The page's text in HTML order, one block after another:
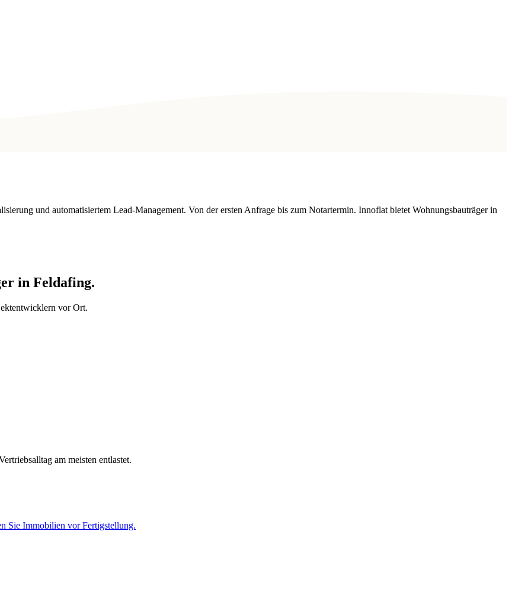
und automatisiertem Lead-Management. Von der ersten Anfrage bis zum Notartermin. Innoflat bietet Wohnungsbauträger in
in Feldafing.
vor Ort.
am meisten entlastet.
Sie Immobilien vor Fertigstellung.